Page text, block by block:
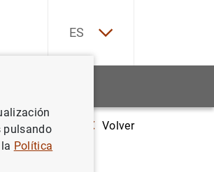
ES
del Consejo de Gobierno y del Consejo
Volver
pulsando
Política